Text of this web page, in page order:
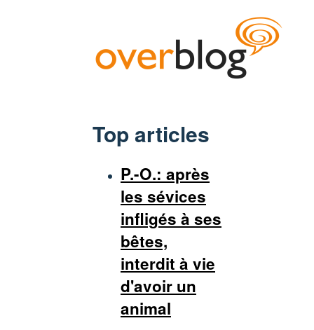
Top articles
P.-O.: après
les sévices
infligés à ses
bêtes,
interdit à vie
d'avoir un
animal